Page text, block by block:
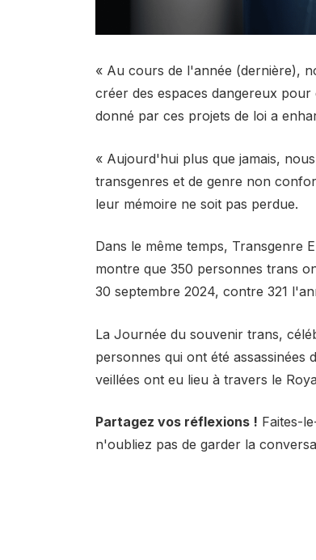
« Au cours de l'année (dernière),
créer des espaces dangereux
donné par ces projets de loi a
« Aujourd'hui plus que jamais,
transgenres et de genre non
leur mémoire ne soit pas perdue.
Dans le même temps, Transgenre
montre que 350 personnes trans
30 septembre 2024, contre 321
La Journée du souvenir trans,
personnes qui ont été assassinées
veillées ont eu lieu à travers le
Partagez vos réflexions ! Faites-
n'oubliez pas de garder la